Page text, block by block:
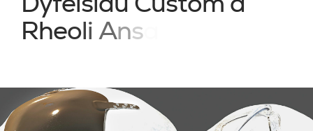
Rheo i Ans